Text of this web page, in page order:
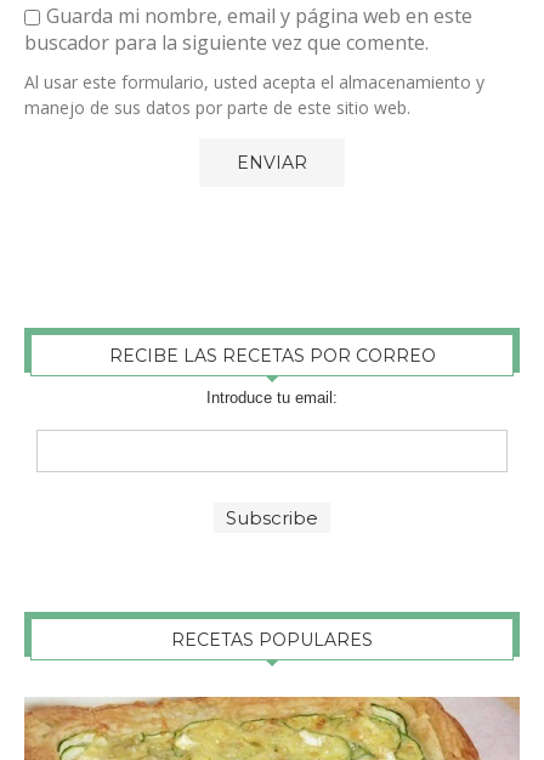
Guarda mi nombre, email y página web en este
buscador para la siguiente vez que comente.
Al usar este formulario, usted acepta el almacenamiento y
manejo de sus datos por parte de este sitio web.
RECIBE LAS RECETAS POR CORREO
Introduce tu email:
RECETAS POPULARES